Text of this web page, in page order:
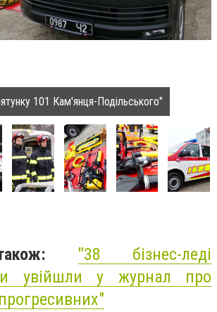
101 Кам'янця-Подільського"
"38 бізнес-леді
увійшли у журнал про